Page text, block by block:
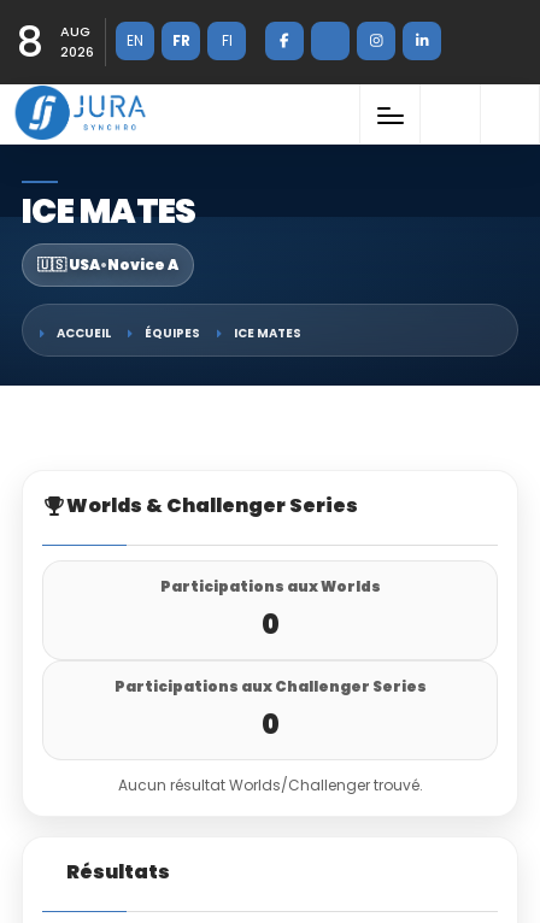
8
AUG
2026
EN FR FI
ICE MATES
🇺🇸 USA•Novice A
ACCUEIL ÉQUIPES ICE MATES
Worlds & Challenger Series
Participations aux Worlds
0
Participations aux Challenger Series
0
Aucun résultat Worlds/Challenger trouvé.
Résultats